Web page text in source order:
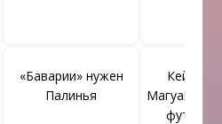
«Баварии» нужен
Палинья
Кейн
Магуайра